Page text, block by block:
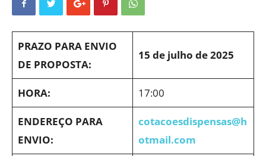
PRAZO PARA ENVIO
DE PROPOSTA:
15 de julho de 2025
HORA: 17:00
ENDEREÇO PARA
ENVIO:
cotacoesdispensas@h
otmail.com